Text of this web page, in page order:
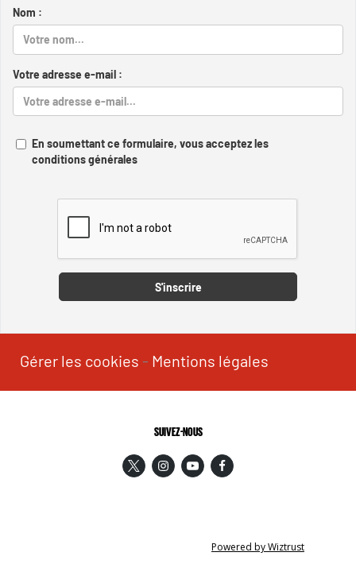
Nom :
Votre adresse e-mail :
En soumettant ce formulaire, vous acceptez les
conditions générales
S'inscrire
Gérer les cookies - Mentions légales
SUIVEZ-NOUS
Powered by Wiztrust